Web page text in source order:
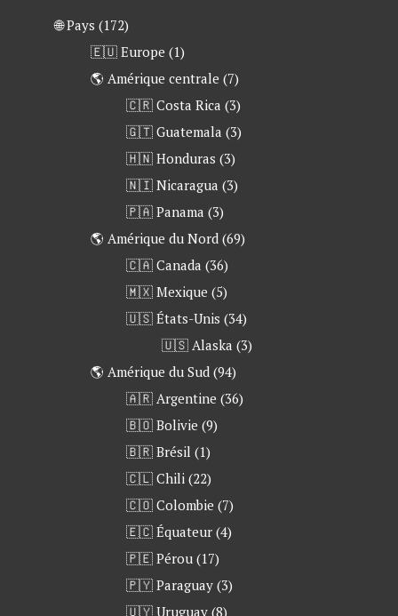
🌐 Pays (172)
🇪🇺 Europe (1)
🌎 Amérique centrale (7)
🇨🇷 Costa Rica (3)
🇬🇹 Guatemala (3)
🇭🇳 Honduras (3)
🇳🇮 Nicaragua (3)
🇵🇦 Panama (3)
🌎 Amérique du Nord (69)
🇨🇦 Canada (36)
🇲🇽 Mexique (5)
🇺🇸 États-Unis (34)
🇺🇸 Alaska (3)
🌎 Amérique du Sud (94)
🇦🇷 Argentine (36)
🇧🇴 Bolivie (9)
🇧🇷 Brésil (1)
🇨🇱 Chili (22)
🇨🇴 Colombie (7)
🇪🇨 Équateur (4)
🇵🇪 Pérou (17)
🇵🇾 Paraguay (3)
🇺🇾 Uruguay (8)